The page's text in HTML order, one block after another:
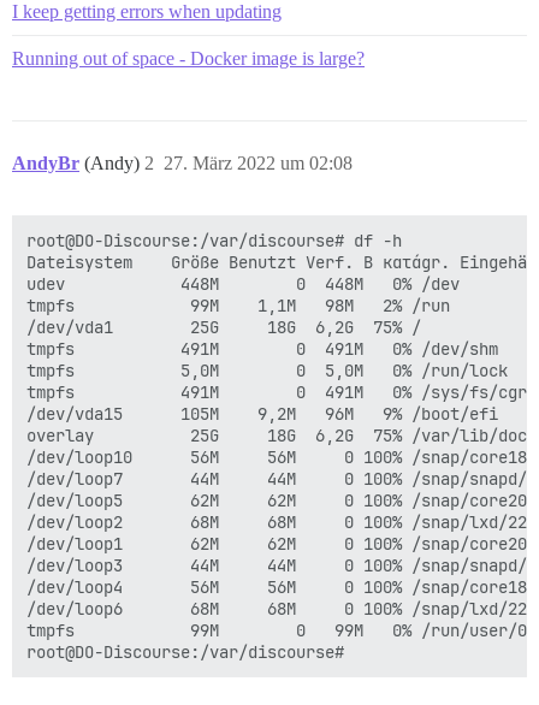
I keep getting errors when updating
Running out of space - Docker image is large?
AndyBr (Andy) 27. März 2022 um 02:08
2
root@DO-Discourse:/var/discourse# df -h
Dateisystem    Größe Benutzt Verf. B κατάgr.
udev            448M        0  448M   0% /dev
tmpfs            99M    1,1M   98M   2% /run
/dev/vda1        25G     18G  6,2G  75% /
tmpfs           491M        0  491M   0% /dev/shm
tmpfs           5,0M        0  5,0M   0% /run/lock
tmpfs           491M        0  491M   0% /sys/fs/
/dev/vda15      105M    9,2M   96M   9% /boot/efi
overlay          25G     18G  6,2G  75% /var/lib/docker/
/dev/loop10      56M     56M     0 100% /snap/core18/
/dev/loop7       44M     44M     0 100% /snap/snapd/
/dev/loop5       62M     62M     0 100% /snap/core20/
/dev/loop2       68M     68M     0 100% /snap/lxd/
/dev/loop1       62M     62M     0 100% /snap/core20/
/dev/loop3       44M     44M     0 100% /snap/snapd/
/dev/loop4       56M     56M     0 100% /snap/core18/
/dev/loop6       68M     68M     0 100% /snap/lxd/
tmpfs            99M        0   99M   0% /run/user/0